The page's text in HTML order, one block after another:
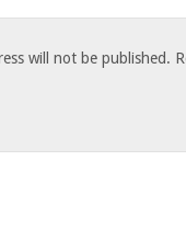
will not be published.